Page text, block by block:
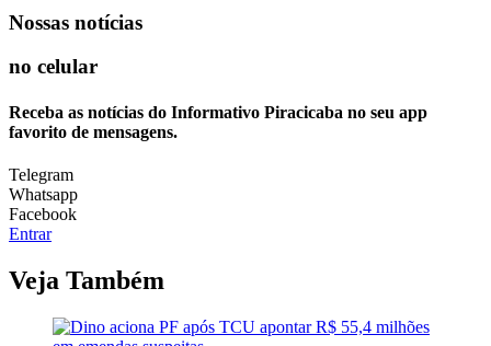
Nossas notícias
no celular
Receba as notícias do Informativo Piracicaba no seu app
favorito de mensagens.
Telegram
Whatsapp
Facebook
Entrar
Veja Também